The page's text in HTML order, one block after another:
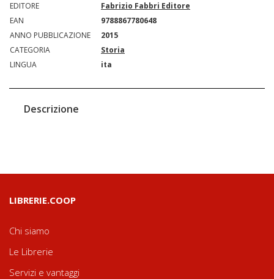
EDITORE
Fabrizio Fabbri Editore
EAN
9788867780648
ANNO PUBBLICAZIONE
2015
CATEGORIA
Storia
LINGUA
ita
Descrizione
LIBRERIE.COOP
Chi siamo
Le Librerie
Servizi e vantaggi